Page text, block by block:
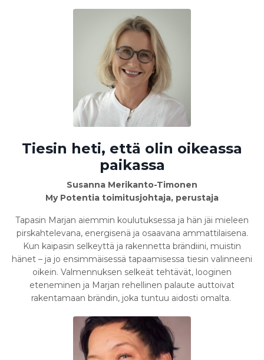
Tiesin heti, että olin oikeassa
paikassa
Susanna Merikanto-Timonen
My Potentia toimitusjohtaja, perustaja
Tapasin Marjan aiemmin koulutuksessa ja hän jäi mieleen
pirskahtelevana, energisenä ja osaavana ammattilaisena.
Kun kaipasin selkeyttä ja rakennetta brändiini, muistin
hänet – ja jo ensimmäisessä tapaamisessa tiesin valinneeni
oikein. Valmennuksen selkeät tehtävät, looginen
eteneminen ja Marjan rehellinen palaute auttoivat
rakentamaan brändin, joka tuntuu aidosti omalta.